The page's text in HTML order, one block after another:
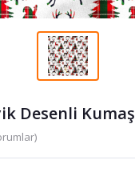
Desenli Kumaş